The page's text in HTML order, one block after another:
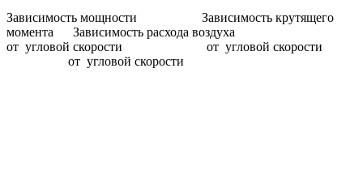
Зависимость мощности Зависимость крутящего
момента Зависимость расхода воздуха
от угловой скорости от угловой скорости
от угловой скорости